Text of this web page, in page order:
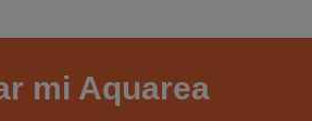
mi Aquarea